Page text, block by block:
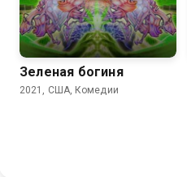
6.3
Зеленая богиня
2021, США, Комедии